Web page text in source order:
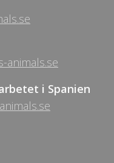
animals.se
i Spanien